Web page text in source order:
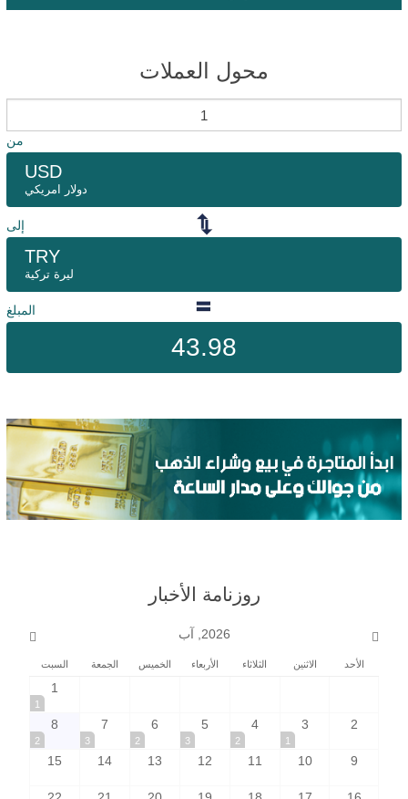
محول العملات
من
USD
دولار امريكي
إلى
TRY
ليرة تركية
المبلغ
43.98
روزنامة الأخبار
2026, آب
الأحد الاثنين الثلاثاء الأربعاء الخميس الجمعة السبت
1
1
2
3
1
4
2
5
3
6
2
7
3
8
2
9
10
11
12
13
14
15